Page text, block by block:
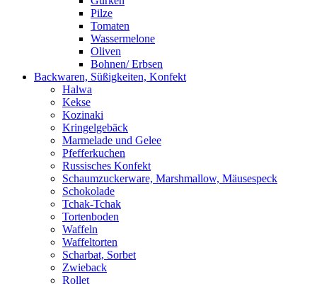
Pilze
Tomaten
Wassermelone
Oliven
Bohnen/ Erbsen
Backwaren, Süßigkeiten, Konfekt
Halwa
Kekse
Kozinaki
Kringelgebäck
Marmelade und Gelee
Pfefferkuchen
Russisches Konfekt
Schaumzuckerware, Marshmallow, Mäusespeck
Schokolade
Tchak-Tchak
Tortenboden
Waffeln
Waffeltorten
Scharbat, Sorbet
Zwieback
Rollet